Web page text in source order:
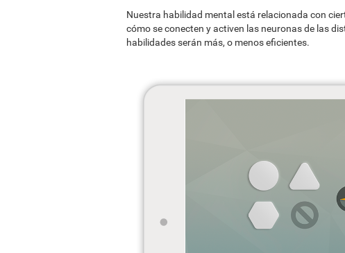
Nuestra habilidad mental está relacionada con
cómo se conecten y activen las neuronas de las
habilidades serán más, o menos eficientes.